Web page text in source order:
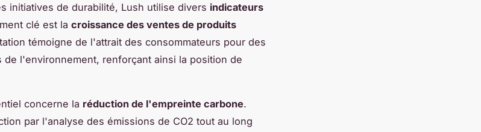
initiatives de durabilité, Lush utilise divers indicateurs
clé est la croissance des ventes de produits
témoigne de l'attrait des consommateurs pour des
l'environnement, renforçant ainsi la position de
concerne la réduction de l'empreinte carbone.
par l'analyse des émissions de CO2 tout au long